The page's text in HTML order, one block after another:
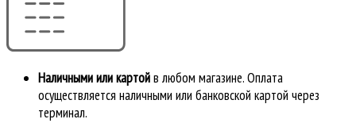
Наличными или картойв любом магазине. Оплата
осуществляется наличными или банковской картой через
терминал.